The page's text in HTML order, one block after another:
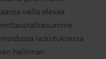
vailla olevaa
laskutuksessa
hallinnan